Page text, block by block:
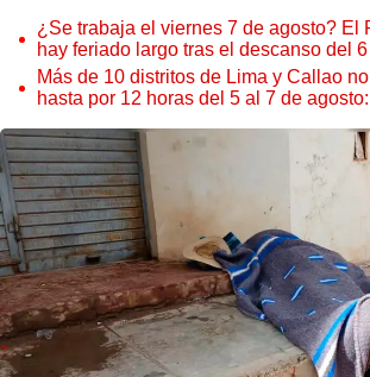
¿Se trabaja el viernes 7 de agosto? El
hay feriado largo tras el descanso del
Más de 10 distritos de Lima y Callao
hasta por 12 horas del 5 al 7 de